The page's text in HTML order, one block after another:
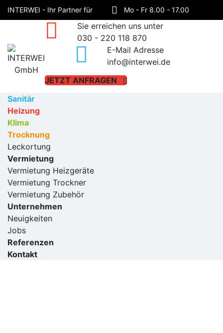
INTERWEI - Ihr Partner für
Sanitär, Heizung, Klima und
Trocknung!
Mo - Fr 8.00 - 17.00
Haynauer Straße 60,
12249 Berlin
Sie erreichen uns unter
030 - 220 118 870
E-Mail Adresse
info@interwei.de
JETZT ANFRAGEN
Sanitär
Heizung
Klima
Trocknung
Leckortung
Vermietung
Vermietung Heizgeräte
Vermietung Trockner
Vermietung Zubehör
Unternehmen
Neuigkeiten
Jobs
Referenzen
Kontakt